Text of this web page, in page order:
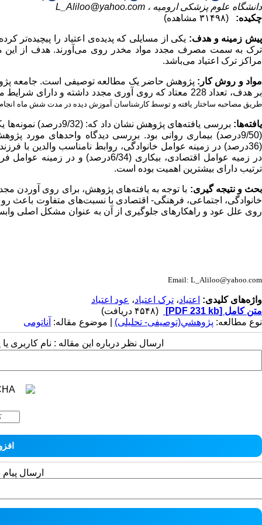
دانشگاه علوم پزشکی ارومیه ، L_Aliloo@yahoo.com
چکیده:
(۳۱۴۹۸ مشاهده)
پیش زمینه و هدف:
ترک به سمت مصرف مجدد مواد مخدر روی می‌آورند. هدف از این
مراکز ترک اعتیاد می‌باشد.
مواد و روش کار: پژوهش حاضر یک مطالعه توصیفی است. جامعه
بر هدف، تعداد 228 معتاد که روی آوری مجدد داشته و دارای شرایط مورد پژوهش بودند، انتخاب شدند. ابزار مطالعه پرسش­نامه بود
طریق مصاحبه ساختار یافته و توسط کارشناسان آموزش دیده در مدت شش ماه
یافته‌ها:
بررسی یافته‌های پژوهش
(9/50درصد) بیماری روانی بود. بررسی دیدگاه واحدهای مورد
ترتیب دارای بیشترین اهمیت بوده است.
بحث و نتیجه گیری: با توجه به یافته‌های پژوهش، برای روی آوردن
خانوادگی، اجتماعی، فرهنگی- اقتصادی با نسبت‌های متفاوت باعث
روی علل عود و راهکارهای جلوگیری از آن به عنوان مشکل اصلی
Email: L_Aliloo@yahoo.com
واژه‌های کلیدی: اعتیاد، ترک اعتیاد، عود اعتیاد
متن کامل [PDF 231 kb]
(۴۵۴۸ دریافت)
نوع مطالعه: پژوهشي(توصیفی- تحلیلی) | موضوع مقاله: آناتومی
ارسال نظر درباره این مقاله : نام کاربری
ارسال